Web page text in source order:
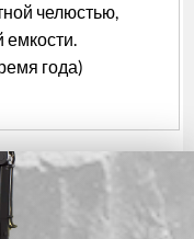
челюстью,
емкости.
года)